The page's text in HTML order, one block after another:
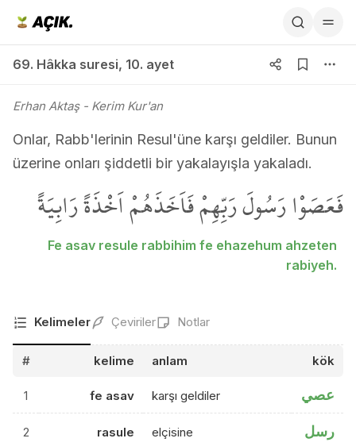
69. Hâkka suresi, 10. ayet
Erhan Aktaş- Kerim Kur'an
Onlar, Rabb'lerinin Resul'üne karşı geldiler. Bunun
üzerine onları şiddetli bir yakalayışla yakaladı.
فَعَصَوْا رَسُولَ رَبِّهِمْ فَاَخَذَهُمْ اَخْذَةً رَابِيَةً
Fe asav resule rabbihim fe ehazehum ahzeten
rabiyeh.
Kelimeler Çeviriler Notlar
# kelime anlam kök
1 fe asav karşı geldiler عصي
2 rasule elçisine رسل